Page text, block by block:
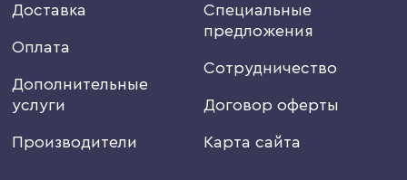
Доставка
Оплата
Дополнительные
услуги
Производители
Специальные
предложения
Сотрудничество
Договор оферты
Карта сайта